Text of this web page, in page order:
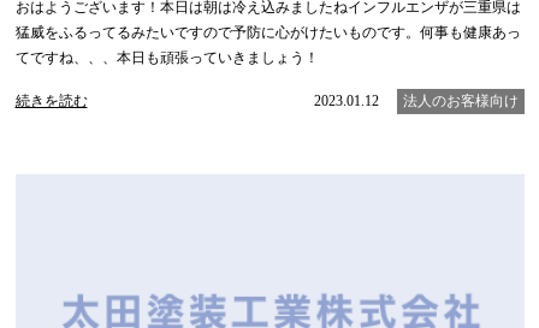
おはようございます！本日は朝は冷え込みましたねインフルエンザが三重県は
猛威をふるってるみたいですので予防に心がけたいものです。何事も健康あっ
てですね、、、本日も頑張っていきましょう！
続きを読む 2023.01.12 法人のお客様向け